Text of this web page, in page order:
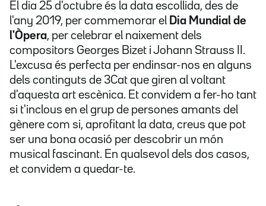
El dia 25 d'octubre és la data escollida, des de
l'any 2019, per commemorar el Dia Mundial de
l'Òpera, per celebrar el naixement dels
compositors Georges Bizet i Johann Strauss II.
L'excusa és perfecta per endinsar-nos en alguns
dels continguts de 3Cat que giren al voltant
d'aquesta art escènica. Et convidem a fer-ho tant
si t'inclous en el grup de persones amants del
gènere com si, aprofitant la data, creus que pot
ser una bona ocasió per descobrir un món
musical fascinant. En qualsevol dels dos casos,
et convidem a quedar-te.